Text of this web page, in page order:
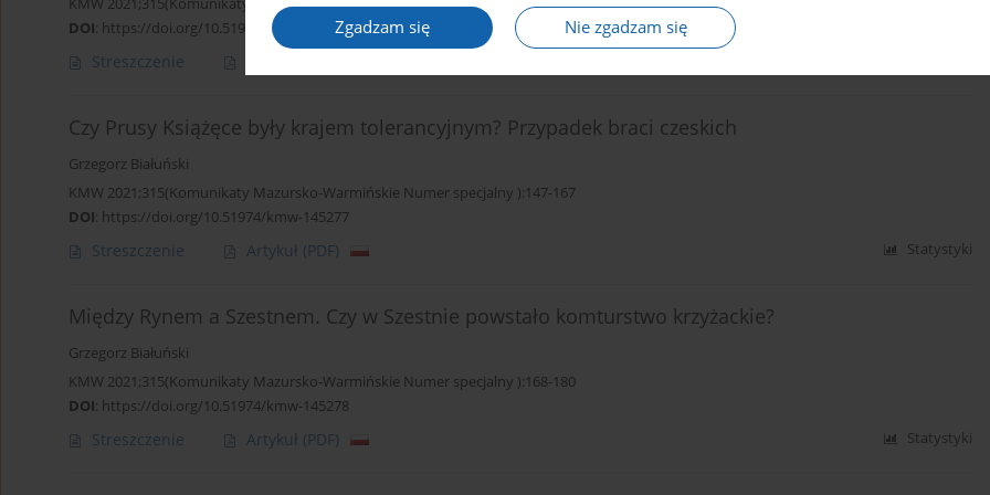
Zgadzam się Nie zgadzam się
DOI: https://doi.org/10.51974/kmw-145276
Streszczenie
Czy Prusy Książęce były krajem tolerancyjnym? Przypadek braci czeskich
Grzegorz Białuński
KMW 2021;315(Komunikaty Mazursko-Warmińskie Numer specjalny ):147-167
DOI: https://doi.org/10.51974/kmw-145277
Streszczenie Artykuł (PDF) Statystyki
Między Rynem a Szestnem. Czy w Szestnie powstało komturstwo krzyżackie?
Grzegorz Białuński
KMW 2021;315(Komunikaty Mazursko-Warmińskie Numer specjalny ):168-180
DOI: https://doi.org/10.51974/kmw-145278
Streszczenie Artykuł (PDF) Statystyki